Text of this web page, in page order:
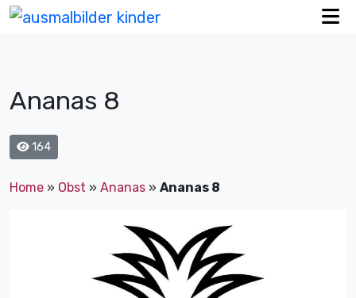
Ananas 8
164
Home » Obst » Ananas » Ananas 8